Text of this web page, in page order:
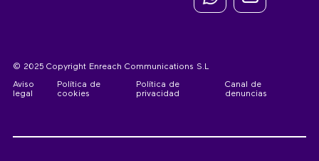
© 2025 Copyright Enreach Communications S.L
Aviso
legal
Política de
cookies
Política de
privacidad
Canal de
denuncias